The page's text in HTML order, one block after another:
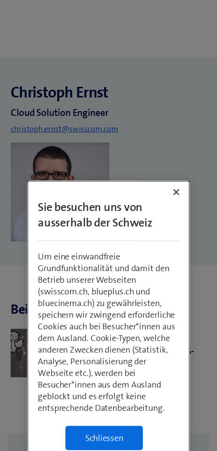
Christoph Ernst
Cloud Solution Engineer
christoph.ernst@swisscom.com
Beiträge von Christoph Ernst
Cloud Services
Kümmere dich um deine AWS-
Zugangsschlüssel
Sie besuchen uns von
ausserhalb der Schweiz
Um eine einwandfreie
Grundfunktionalität und damit den
Betrieb unserer Webseiten
(swisscom.ch, blueplus.ch und
bluecinema.ch) zu gewährleisten,
speichern wir zwingend erforderliche
Cookies auch bei Besucher*innen aus
dem Ausland. Cookie-Typen, welche
anderen Zwecken dienen (Statistik,
Analyse, Personalisierung der
Webseite etc.), werden bei
Besucher*innen aus dem Ausland
geblockt und es erfolgt keine
entsprechende Datenbearbeitung.
Schliessen